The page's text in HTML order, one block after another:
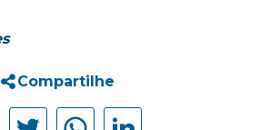
Compartilhe